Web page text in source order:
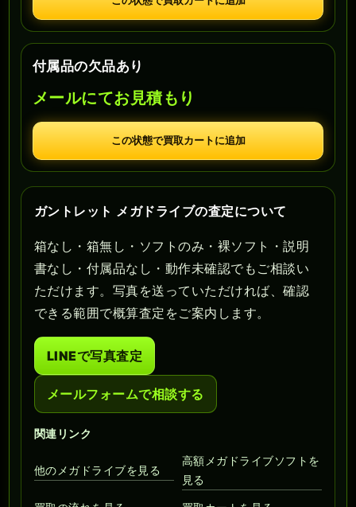
付属品の欠品あり
メールにてお見積もり
この状態で買取カートに追加
ガントレット メガドライブの査定について
箱なし・箱無し・ソフトのみ・裸ソフト・説明
書なし・付属品なし・動作未確認でもご相談い
ただけます。写真を送っていただければ、確認
できる範囲で概算査定をご案内します。
LINEで写真査定
メールフォームで相談する
関連リンク
他のメガドライブを見る
高額メガドライブソフトを
見る